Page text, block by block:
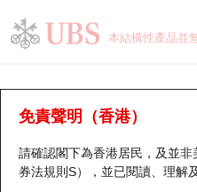
本結構性產品並
免責聲明（香港）
請確認閣下為香港居民，及並
券法規則S），並已閱讀、理解
牛熊證分析儀
表現 街貨統計 比較
瑞銀認股證一覽
新發行瑞銀認股證
街貨統計
比較
牛熊全景快搜
牛熊證搜尋
街貨統計
比較
十大升幅/跌幅
十大認股證成交分佈
正股分析儀
二十大活躍股份
持股比重
顯示所有持股比重
每月輪證大市專題
輪證專欄